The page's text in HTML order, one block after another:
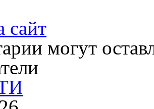
сайт
могут